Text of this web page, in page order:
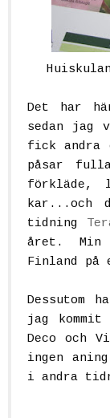
Det har
sedan jag
fick andra
påsar
förkläde,
kar...och
tidning
året.
Finland
Dessutom
jag
Deco och
ingen
i andra